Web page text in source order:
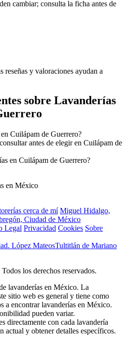
cambiar; consulta la ficha antes de
reseñas y valoraciones ayudan a
sobre Lavanderías
Cuilápam de Guerrero?
antes de elegir en Cuilápam de
en Cuilápam de Guerrero?
en México
cerca de mí Miguel Hidalgo,
Ciudad de México
Legal Privacidad Cookies Sobre
López MateosTultitlán de Mariano
los derechos reservados.
lavanderías en México. La
sitio web es general y tiene como
a encontrar lavanderías en México.
pueden variar.
directamente con cada lavandería
actual y obtener detalles específicos.